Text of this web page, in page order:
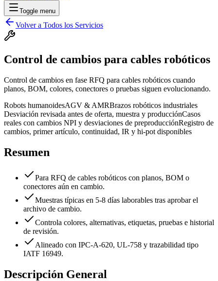
Toggle menu
Volver a Todos los Servicios
Control de cambios para cables robóticos
Control de cambios en fase RFQ para cables robóticos cuando
planos, BOM, colores, conectores o pruebas siguen evolucionando.
Robots humanoidesAGV & AMRBrazos robóticos industriales
Desviación revisada antes de oferta, muestra y producciónCasos
reales con cambios NPI y desviaciones de preproducciónRegistro de
cambios, primer artículo, continuidad, IR y hi-pot disponibles
Resumen
Para RFQ de cables robóticos con planos, BOM o
conectores aún en cambio.
Muestras típicas en 5-8 días laborables tras aprobar el
archivo de cambio.
Controla colores, alternativas, etiquetas, pruebas e historial
de revisión.
Alineado con IPC-A-620, UL-758 y trazabilidad tipo
IATF 16949.
Descripción General